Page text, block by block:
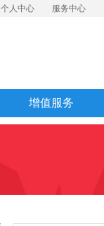
个人中心 服务中心
增值服务